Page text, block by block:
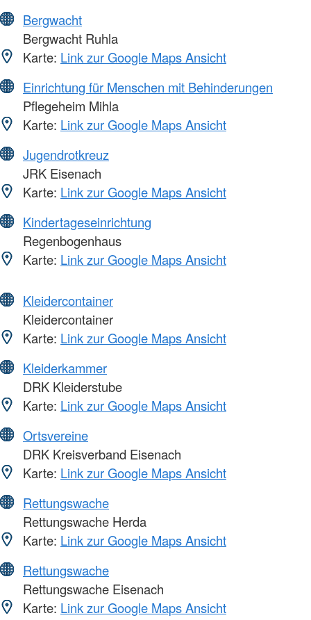
Bergwacht
Bergwacht Ruhla
Karte: Link zur Google Maps Ansicht
Einrichtung für Menschen mit Behinderungen
Pflegeheim Mihla
Karte: Link zur Google Maps Ansicht
Jugendrotkreuz
JRK Eisenach
Karte: Link zur Google Maps Ansicht
Kindertageseinrichtung
Regenbogenhaus
Karte: Link zur Google Maps Ansicht
Kleidercontainer
Kleidercontainer
Karte: Link zur Google Maps Ansicht
Kleiderkammer
DRK Kleiderstube
Karte: Link zur Google Maps Ansicht
Ortsvereine
DRK Kreisverband Eisenach
Karte: Link zur Google Maps Ansicht
Rettungswache
Rettungswache Herda
Karte: Link zur Google Maps Ansicht
Rettungswache
Rettungswache Eisenach
Karte: Link zur Google Maps Ansicht